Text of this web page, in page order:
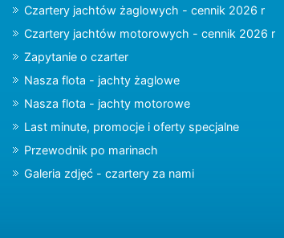
Czartery jachtów żaglowych - cennik 2026 r
Czartery jachtów motorowych - cennik 2026 r
Zapytanie o czarter
Nasza flota - jachty żaglowe
Nasza flota - jachty motorowe
Last minute, promocje i oferty specjalne
Przewodnik po marinach
Galeria zdjęć - czartery za nami